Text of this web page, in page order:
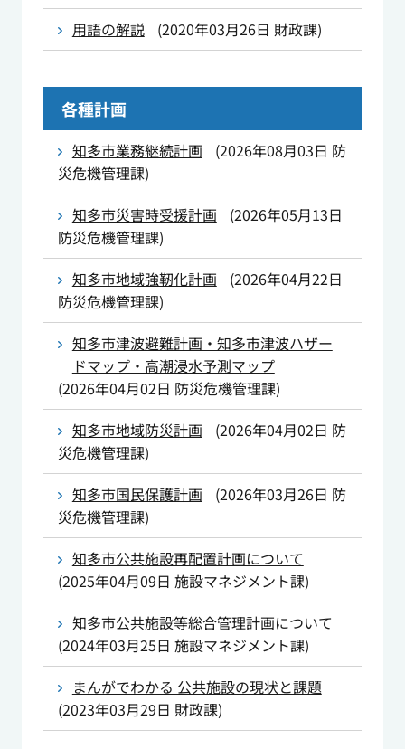
用語の解説
(2020年03月26日 財政課)
各種計画
知多市業務継続計画 (2026年08月03日 防
災危機管理課)
知多市災害時受援計画
(2026年05月13日
防災危機管理課)
知多市地域強靭化計画
(2026年04月22日
防災危機管理課)
知多市津波避難計画・知多市津波ハザー
ドマップ・高潮浸水予測マップ
(2026年04月02日 防災危機管理課)
知多市地域防災計画
(2026年04月02日 防
災危機管理課)
知多市国民保護計画
(2026年03月26日 防
災危機管理課)
知多市公共施設再配置計画について
(2025年04月09日 施設マネジメント課)
知多市公共施設等総合管理計画について
(2024年03月25日 施設マネジメント課)
まんがでわかる 公共施設の現状と課題
(2023年03月29日 財政課)